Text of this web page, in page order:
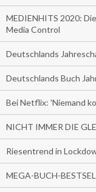
MEDIENHITS 2020:
Media Control
Deutschlands
Deutschlands Buch
Bei Netflix: 'Niemand
NICHT IMMER DIE
Riesentrend in
MEGA-BUCH-